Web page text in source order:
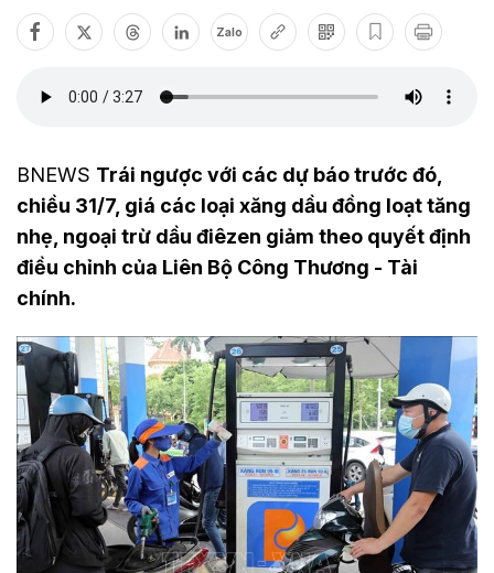
Zalo
BNEWS Trái ngược với các dự báo trước đó,
chiều 31/7, giá các loại xăng dầu đồng loạt tăng
nhẹ, ngoại trừ dầu điêzen giảm theo quyết định
điều chỉnh của Liên Bộ Công Thương - Tài
chính.